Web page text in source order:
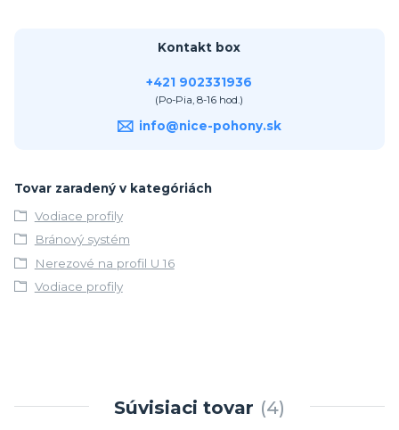
Kontakt box
+421 902331936
(Po-Pia, 8-16 hod.)
info@nice-pohony.sk
Tovar zaradený v kategóriách
Vodiace profily
Bránový systém
Nerezové na profil U 16
Vodiace profily
Súvisiaci tovar 4